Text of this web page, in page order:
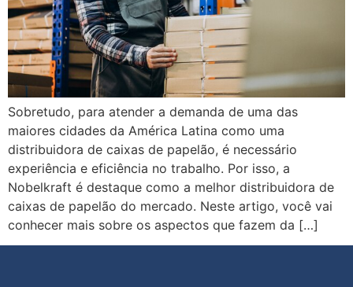
Sobretudo, para atender a demanda de uma das
maiores cidades da América Latina como uma
distribuidora de caixas de papelão, é necessário
experiência e eficiência no trabalho. Por isso, a
Nobelkraft é destaque como a melhor distribuidora de
caixas de papelão do mercado. Neste artigo, você vai
conhecer mais sobre os aspectos que fazem da […]